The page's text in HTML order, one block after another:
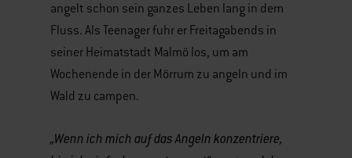
angelt schon sein ganzes Leben lang in dem
Fluss. Als Teenager fuhr er Freitagabends in
seiner Heimatstadt Malmö los, um am
Wochenende in der Mörrum zu angeln und im
Wald zu campen.
„Wenn ich mich auf das Angeln konzentriere,